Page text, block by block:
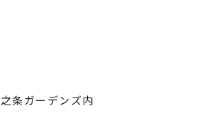
条ガーデンズ内